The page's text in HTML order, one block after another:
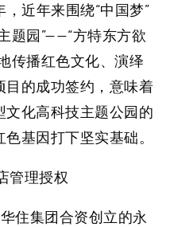
近年来围绕“中国梦”
题园”——“方特东方欲
传播红色文化、演绎
的成功签约，意味着
化高科技主题公园的
基因打下坚实基础。
管理授权
住集团合资创立的永